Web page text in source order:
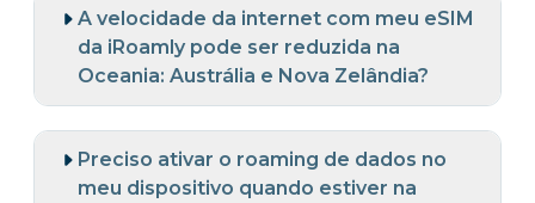
A velocidade da internet com meu eSIM
da iRoamly pode ser reduzida na
Oceania: Austrália e Nova Zelândia?
Preciso ativar o roaming de dados no
meu dispositivo quando estiver na